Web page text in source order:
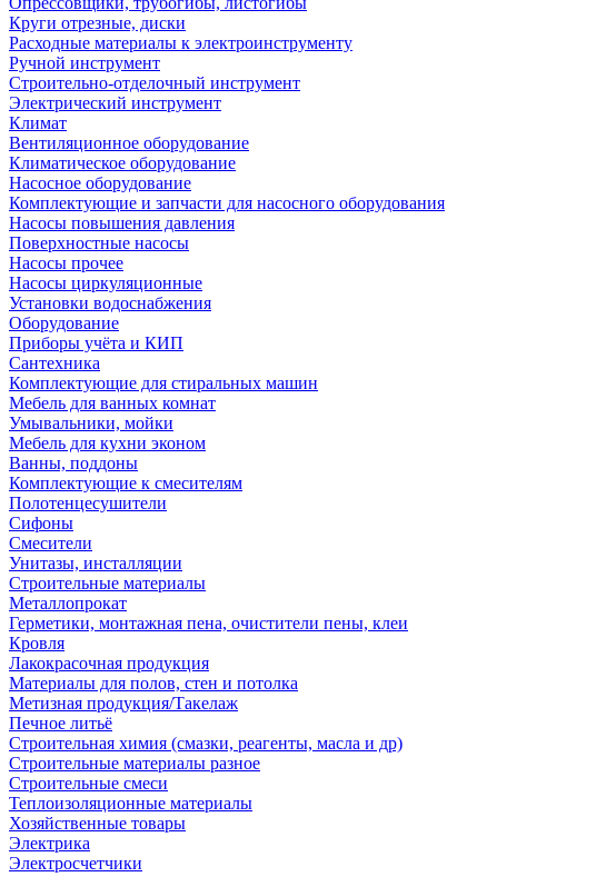
Круги отрезные, диски
Расходные материалы к электроинструменту
Ручной инструмент
Строительно-отделочный инструмент
Электрический инструмент
Климат
Вентиляционное оборудование
Климатическое оборудование
Насосное оборудование
Комплектующие и запчасти для насосного оборудования
Насосы повышения давления
Поверхностные насосы
Насосы прочее
Насосы циркуляционные
Установки водоснабжения
Оборудование
Приборы учёта и КИП
Сантехника
Комплектующие для стиральных машин
Мебель для ванных комнат
Умывальники, мойки
Мебель для кухни эконом
Ванны, поддоны
Комплектующие к смесителям
Полотенцесушители
Сифоны
Смесители
Унитазы, инсталляции
Строительные материалы
Металлопрокат
Герметики, монтажная пена, очистители пены, клеи
Кровля
Лакокрасочная продукция
Материалы для полов, стен и потолка
Метизная продукция/Такелаж
Печное литьё
Строительная химия (смазки, реагенты, масла и др)
Строительные материалы разное
Строительные смеси
Теплоизоляционные материалы
Хозяйственные товары
Электрика
Электросчетчики